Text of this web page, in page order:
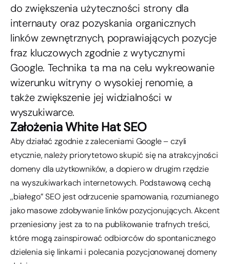
do zwiększenia użyteczności strony dla
internauty oraz pozyskania organicznych
linków zewnętrznych, poprawiających pozycje
fraz kluczowych zgodnie z wytycznymi
Google. Technika ta ma na celu wykreowanie
wizerunku witryny o wysokiej renomie, a
także zwiększenie jej widzialności w
wyszukiwarce.
Założenia White Hat SEO
Aby działać zgodnie z zaleceniami Google – czyli
etycznie, należy priorytetowo skupić się na atrakcyjności
domeny dla użytkowników, a dopiero w drugim rzędzie
na wyszukiwarkach internetowych. Podstawową cechą
,,białego” SEO jest odrzucenie spamowania, rozumianego
jako masowe zdobywanie linków pozycjonujących. Akcent
przeniesiony jest za to na publikowanie trafnych treści,
które mogą zainspirować odbiorców do spontanicznego
dzielenia się linkami i polecania pozycjonowanej domeny